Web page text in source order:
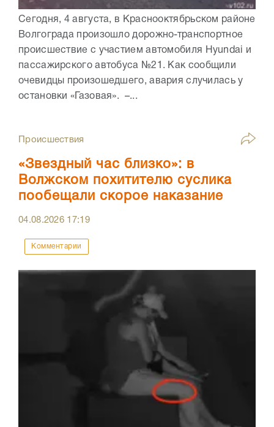
Сегодня, 4 августа, в Краснооктябрьском районе
Волгограда произошло дорожно-транспортное
происшествие с участием автомобиля Hyundai и
пассажирского автобуса №21. Как сообщили
очевидцы произошедшего, авария случилась у
остановки «Газовая». –...
Происшествия
«Звездный час близко»: в
Волжском похитителю суслика
пообещали скорое наказание
04.08.2026 17:19
Комментарии